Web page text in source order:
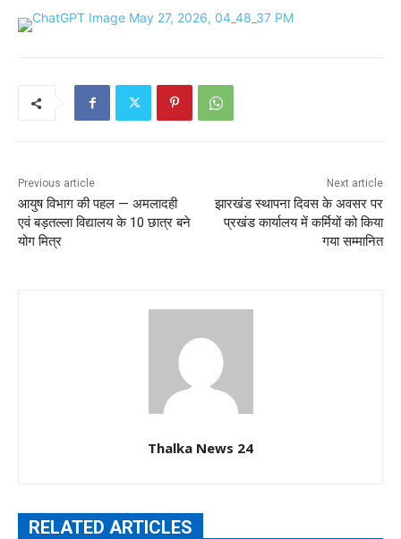
Previous article
आयुष विभाग की पहल — अमलादही
एवं बड़तल्ला विद्यालय के 10 छात्र बने
योग मित्र
Next article
झारखंड स्थापना दिवस के अवसर पर
प्रखंड कार्यालय में कर्मियों को किया
गया सम्मानित
Thalka News 24
RELATED ARTICLES